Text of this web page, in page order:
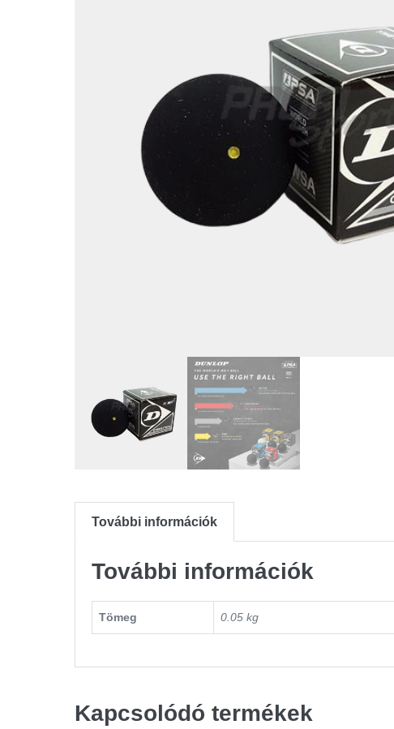
További információk
További információk
Tömeg 0.05 kg
Kapcsolódó termékek